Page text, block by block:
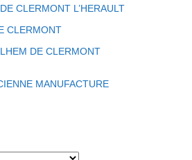
CLERMONT L’HERAULT
CLERMONT
DE CLERMONT
MANUFACTURE